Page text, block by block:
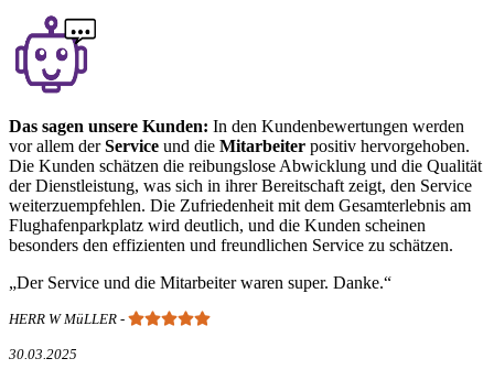
Das sagen unsere Kunden: In den Kundenbewertungen werden
vor allem derService und die Mitarbeiter positiv hervorgehoben.
Die Kunden schätzen die reibungslose Abwicklung und die Qualität
der Dienstleistung, was sich in ihrer Bereitschaft zeigt, den Service
weiterzuempfehlen. Die Zufriedenheit mit dem Gesamterlebnis am
Flughafenparkplatz wird deutlich, und die Kunden scheinen
besonders den effizienten und freundlichen Service zu schätzen.
Der Service und die Mitarbeiter waren super. Danke.
HERR W MüLLER -
30.03.2025